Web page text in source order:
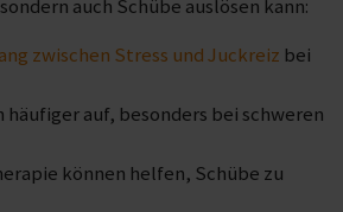
auch Schübe auslösen kann:
zwischen Stress und Juckreiz bei
auf, besonders bei schweren
können helfen, Schübe zu